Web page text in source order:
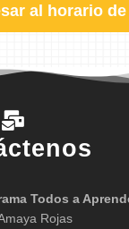
al horario
Todos a
Rojas